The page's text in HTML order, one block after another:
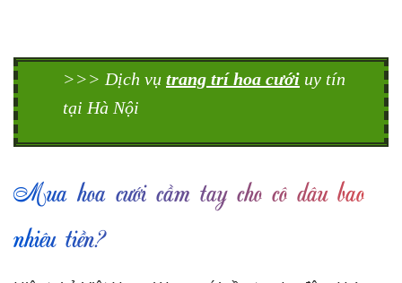
>>> Dịch vụ trang trí hoa cưới uy tín
tại Hà Nội
Mua hoa cưới cầm tay cho cô dâu bao
nhiêu tiền?